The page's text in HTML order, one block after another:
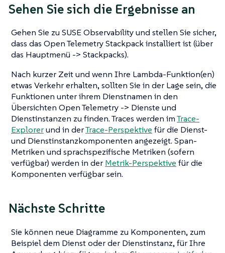
Sehen Sie sich die Ergebnisse an
Gehen Sie zu SUSE Observability und stellen Sie sicher,
dass das Open Telemetry Stackpack installiert ist (über
das Hauptmenü -> Stackpacks).
Nach kurzer Zeit und wenn Ihre Lambda-Funktion(en)
etwas Verkehr erhalten, sollten Sie in der Lage sein, die
Funktionen unter ihrem Dienstnamen in den
Übersichten Open Telemetry -> Dienste und
Dienstinstanzen zu finden. Traces werden imTrace-
Explorerund in derTrace-Perspektive für die Dienst-
und Dienstinstanzkomponenten angezeigt. Span-
Metriken und sprachspezifische Metriken (sofern
verfügbar) werden in der Metrik-Perspektive für die
Komponenten verfügbar sein.
Nächste Schritte
Sie können neue Diagramme zu Komponenten, zum
Beispiel dem Dienst oder der Dienstinstanz, für Ihre